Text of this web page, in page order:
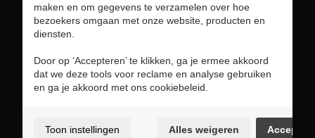
Cookie voorkeuren
maken en om gegevens te verzamelen over hoe
bezoekers omgaan met onze website, producten en
diensten.
Door op ‘Accepteren’ te klikken, ga je ermee akkoord
dat we deze tools voor reclame en analyse gebruiken
en ga je akkoord met ons cookiebeleid.
Toon instellingen Alles weigeren